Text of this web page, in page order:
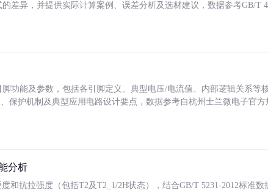
的差异，并提供实际计算案例、误差分析及选材建议，数据参考GB/T
脚功能及参数，包括各引脚定义、典型电压/电流值、内部逻辑关系等
保护机制及典型应用电路设计要点，数据参考自杭州士兰微电子官方
分析
和抗拉强度（包括T2及T2_1/2H状态），结合GB/T 5231-2012标准